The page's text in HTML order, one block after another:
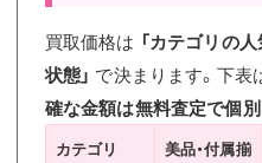
買取価格は 「カテゴリの
状態」 で決まります。下表
確な金額は無料査定で個
カテゴリ
美品・付属揃